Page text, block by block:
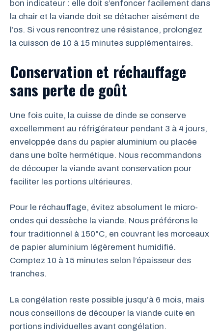
bon indicateur : elle doit s’enfoncer facilement dans
la chair et la viande doit se détacher aisément de
l’os. Si vous rencontrez une résistance, prolongez
la cuisson de 10 à 15 minutes supplémentaires.
Conservation et réchauffage
sans perte de goût
Une fois cuite, la cuisse de dinde se conserve
excellemment au réfrigérateur pendant 3 à 4 jours,
enveloppée dans du papier aluminium ou placée
dans une boîte hermétique. Nous recommandons
de découper la viande avant conservation pour
faciliter les portions ultérieures.
Pour le réchauffage, évitez absolument le micro-
ondes qui dessèche la viande. Nous préférons le
four traditionnel à 150°C, en couvrant les morceaux
de papier aluminium légèrement humidifié.
Comptez 10 à 15 minutes selon l’épaisseur des
tranches.
La congélation reste possible jusqu’à 6 mois, mais
nous conseillons de découper la viande cuite en
portions individuelles avant congélation.